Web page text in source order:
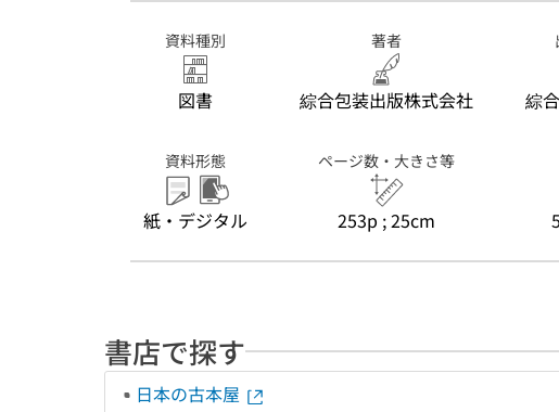
資料種別
図書
著者
綜合包装出版株式会社 綜
資料形態
紙・デジタル
ページ数・大きさ等
253p ; 25cm
書店で探す
日本の古本屋